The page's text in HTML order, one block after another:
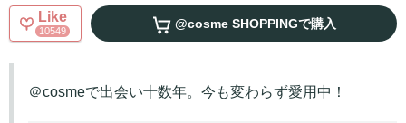
Like
10549 @cosme SHOPPINGで購入
＠cosmeで出会い十数年。今も変わらず愛用中！